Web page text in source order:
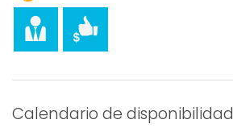
Calendario de disponibilidad